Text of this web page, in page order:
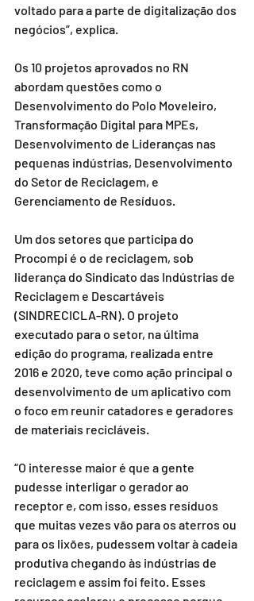
voltado para a parte de digitalização dos
negócios”, explica.
Os 10 projetos aprovados no RN
abordam questões como o
Desenvolvimento do Polo Moveleiro,
Transformação Digital para MPEs,
Desenvolvimento de Lideranças nas
pequenas indústrias, Desenvolvimento
do Setor de Reciclagem, e
Gerenciamento de Resíduos.
Um dos setores que participa do
Procompi é o de reciclagem, sob
liderança do Sindicato das Indústrias de
Reciclagem e Descartáveis
(SINDRECICLA-RN). O projeto
executado para o setor, na última
edição do programa, realizada entre
2016 e 2020, teve como ação principal o
desenvolvimento de um aplicativo com
o foco em reunir catadores e geradores
de materiais recicláveis.
“O interesse maior é que a gente
pudesse interligar o gerador ao
receptor e, com isso, esses resíduos
que muitas vezes vão para os aterros ou
para os lixões, pudessem voltar à cadeia
produtiva chegando às indústrias de
reciclagem e assim foi feito. Esses